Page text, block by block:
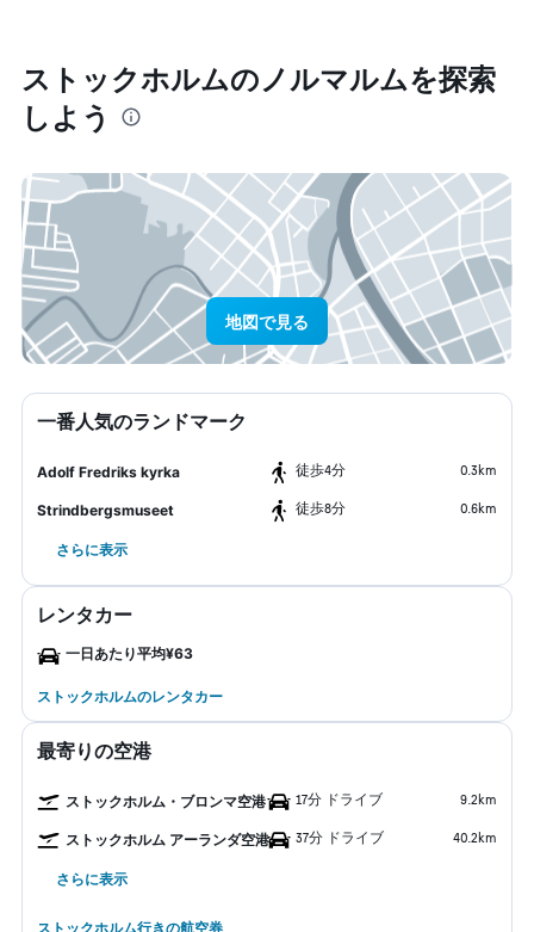
ストックホルム​のノルマルム​を探索
しよう
地図で見る
一番人気のランドマーク
Adolf Fredriks kyrka ​徒歩4分 0.3km
Strindbergsmuseet ​徒歩8分 0.6km
さらに表示
レンタカー
一日あたり平均¥63
ストックホルムのレンタカー
最寄りの空港
ストックホルム・ブロンマ空港 17分 ドライブ 9.2km
ストックホルム アーランダ空港 37分 ドライブ 40.2km
さらに表示
ストックホルム行きの航空券